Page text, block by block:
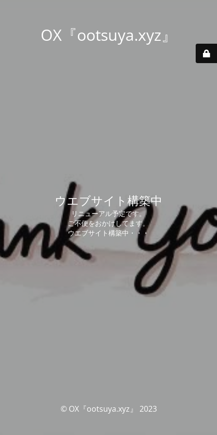
OX『ootsuya.xyz』
ウエブサイト構築中
リニューアル予定です。
ご不便をおかけしてます。
ウエブサイト構築中・・・
© OX『ootsuya.xyz』 2023